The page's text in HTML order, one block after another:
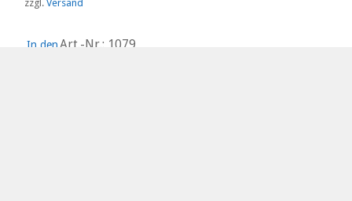
zzgl. Versand
In den Art.-Nr.: 1079